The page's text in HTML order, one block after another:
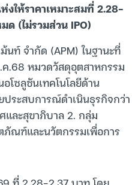
ให้ราคาเหมาะสมที่ 2.28-
(ไม่รวมส่วน IPO)
นท์ จำกัด (APM) ในฐานะที่
ค.68 หมวดวัสดุอุตสาหกรรม
โซลูชันเทคโนโลยีด้าน
ระสบการณ์ดำเนินธุรกิจกว่า
ละสุขาภิบาล 2. กลุ่ม
ณฑ์และนวัตกรรมเพื่อการ